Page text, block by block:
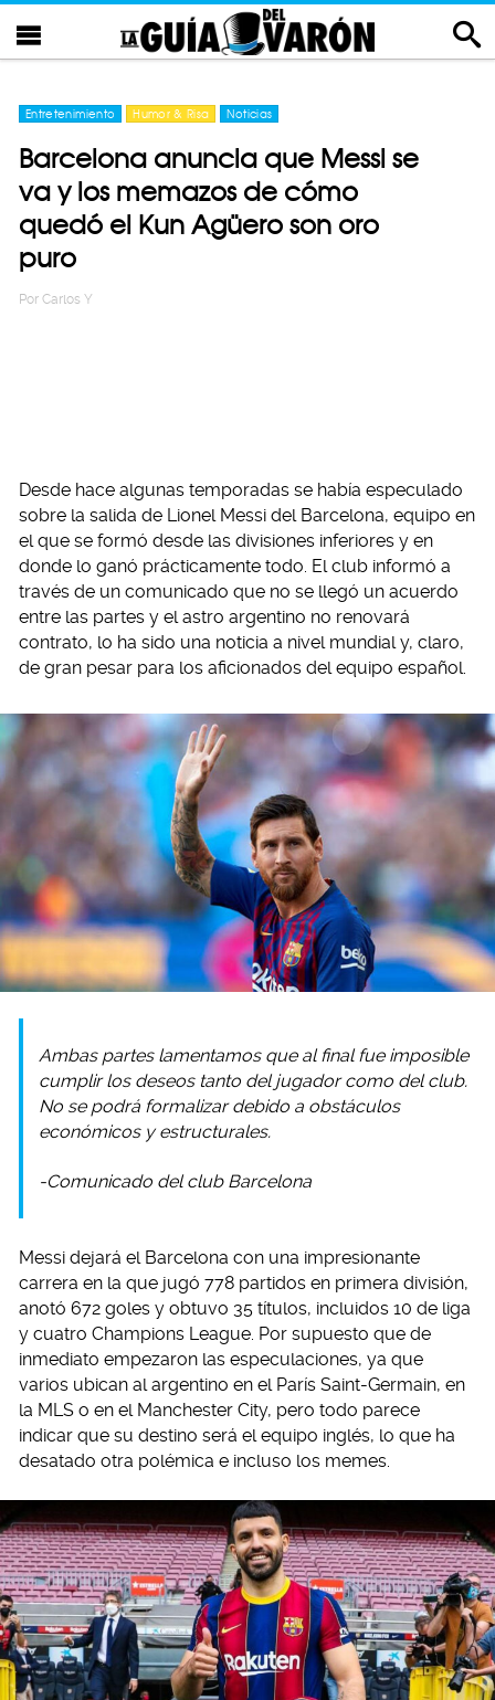
Entretenimiento Humor & Risa Noticias
Barcelona anuncia que Messi se
va y los memazos de cómo
quedó el Kun Agüero son oro
puro
Por Carlos Y
Desde hace algunas temporadas se había especulado
sobre la salida de Lionel Messi del Barcelona, equipo en
el que se formó desde las divisiones inferiores y en
donde lo ganó prácticamente todo. El club informó a
través de un comunicado que no se llegó un acuerdo
entre las partes y el astro argentino no renovará
contrato, lo ha sido una noticia a nivel mundial y, claro,
de gran pesar para los aficionados del equipo español.
Ambas partes lamentamos que al final fue imposible
cumplir los deseos tanto del jugador como del club.
No se podrá formalizar debido a obstáculos
económicos y estructurales.
-Comunicado del club Barcelona
Messi dejará el Barcelona con una impresionante
carrera en la que jugó 778 partidos en primera división,
anotó 672 goles y obtuvo 35 títulos, incluidos 10 de liga
y cuatro Champions League. Por supuesto que de
inmediato empezaron las especulaciones, ya que
varios ubican al argentino en el París Saint-Germain, en
la MLS o en el Manchester City, pero todo parece
indicar que su destino será el equipo inglés, lo que ha
desatado otra polémica e incluso los memes.